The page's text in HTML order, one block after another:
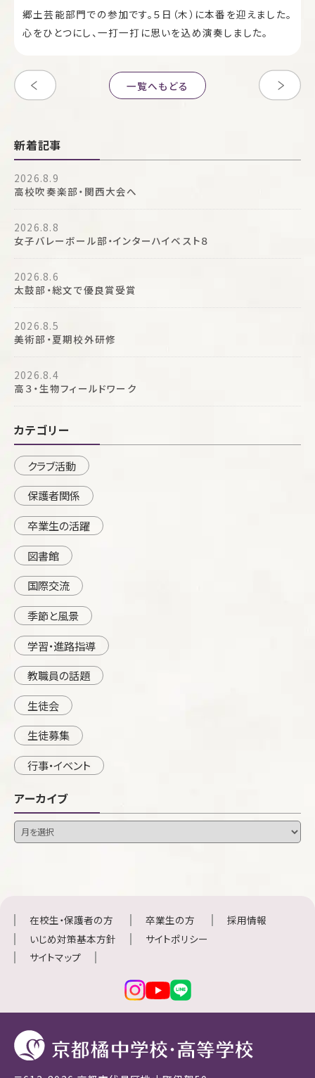
郷土芸能部門での参加です。５日（木）に本番を迎えました。
心をひとつにし、一打一打に思いを込め演奏しました。
一覧へもどる
新着記事
2026.8.9
高校吹奏楽部・関西大会へ
2026.8.8
女子バレーボール部・インターハイベスト８
2026.8.6
太鼓部・総文で優良賞受賞
2026.8.5
美術部・夏期校外研修
2026.8.4
高３・生物フィールドワーク
カテゴリー
クラブ活動
保護者関係
卒業生の活躍
図書館
国際交流
季節と風景
学習・進路指導
教職員の話題
生徒会
生徒募集
行事・イベント
アーカイブ
在校生・保護者の方 卒業生の方
採用情報
いじめ対策基本方針
サイトポリシー
サイトマップ